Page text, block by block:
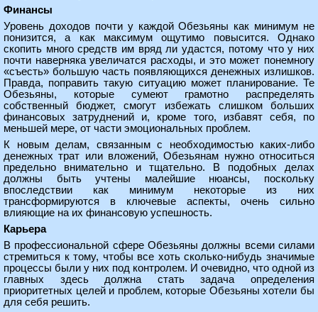
Финансы
Уровень доходов почти у каждой Обезьяны как минимум не
понизится, а как максимум ощутимо повысится. Однако
скопить много средств им вряд ли удастся, потому что у них
почти наверняка увеличатся расходы, и это может понемногу
«съесть» большую часть появляющихся денежных излишков.
Правда, поправить такую ситуацию может планирование. Те
Обезьяны, которые сумеют грамотно распределять
собственный бюджет, смогут избежать слишком больших
финансовых затруднений и, кроме того, избавят себя, по
меньшей мере, от части эмоциональных проблем.
К новым делам, связанным с необходимостью каких-либо
денежных трат или вложений, Обезьянам нужно относиться
предельно внимательно и тщательно. В подобных делах
должны быть учтены малейшие нюансы, поскольку
впоследствии как минимум некоторые из них
трансформируются в ключевые аспекты, очень сильно
влияющие на их финансовую успешность.
Карьера
В профессиональной сфере Обезьяны должны всеми силами
стремиться к тому, чтобы все хоть сколько-нибудь значимые
процессы были у них под контролем. И очевидно, что одной из
главных здесь должна стать задача определения
приоритетных целей и проблем, которые Обезьяны хотели бы
для себя решить.